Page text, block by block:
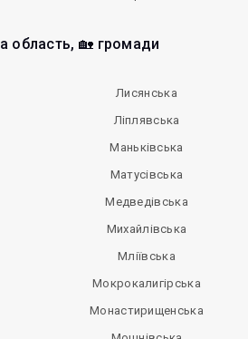
область, 🏡 громади
Лисянська
Ліплявська
Маньківська
Матусівська
Медведівська
Михайлівська
Мліївська
Мокрокалигірська
Монастирищенська